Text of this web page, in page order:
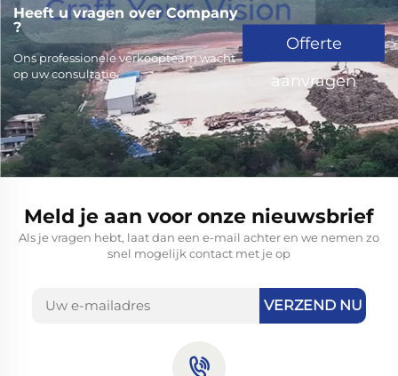
Heeft u vragen over Company
?
Ons professionele verkoopteam wacht
op uw consultatie.
Offerte
aanvragen
Meld je aan voor onze nieuwsbrief
Als je vragen hebt, laat dan een e-mail achter en we nemen zo
snel mogelijk contact met je op
VERZEND NU